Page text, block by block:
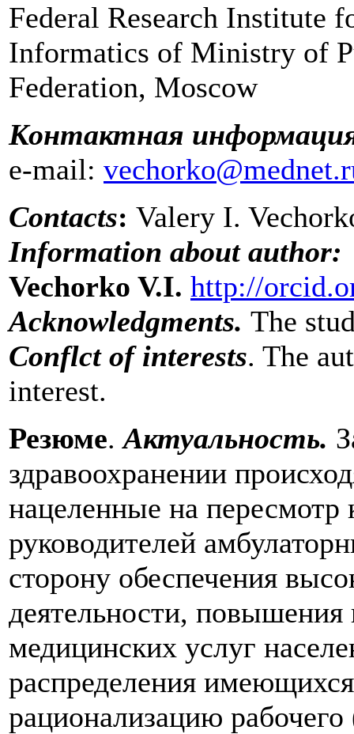
Federal Research Institute
Informatics of Ministry of
Federation, Moscow
Контактная
e-mail:
Contacts: Valery I.
Information about author:
Vechorko V.I. http://
Acknowledgments. The
Conflct of interests. The
interest.
Резюме.Актуальность.
здравоохранении
нацеленные на пересмотр
руководителей
сторону обеспечения
деятельности, повышения
медицинских услуг
распределения
рационализацию